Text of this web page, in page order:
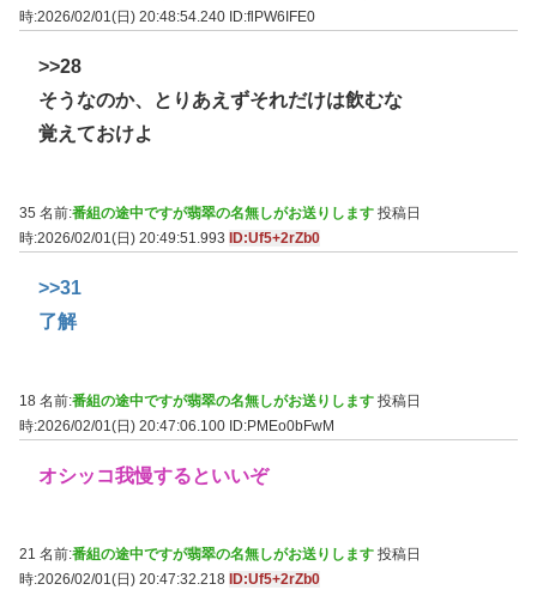
時:2026/02/01(日) 20:48:54.240 ID:flPW6IFE0
>>28
そうなのか、とりあえずそれだけは飲むな
覚えておけよ
35 名前:番組の途中ですが翡翠の名無しがお送りします 投稿日
時:2026/02/01(日) 20:49:51.993
ID:Uf5+2rZb0
>>31
了解
18 名前:番組の途中ですが翡翠の名無しがお送りします 投稿日
時:2026/02/01(日) 20:47:06.100 ID:PMEo0bFwM
オシッコ我慢するといいぞ
21 名前:番組の途中ですが翡翠の名無しがお送りします 投稿日
時:2026/02/01(日) 20:47:32.218 ID:Uf5+2rZb0